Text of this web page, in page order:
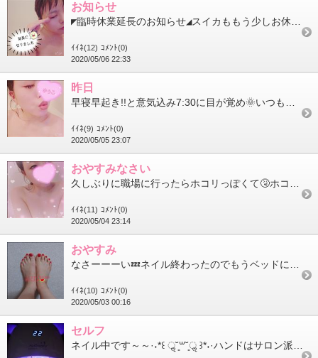
お知らせ
ｲｲﾈ(12) ｺﾒﾝﾄ(0)
2020/05/06 22:33
昨日
ｲｲﾈ(9) ｺﾒﾝﾄ(0)
2020/05/05 23:07
おやすみなさい
ｲｲﾈ(11) ｺﾒﾝﾄ(0)
2020/05/04 23:14
おやすみ
ｲｲﾈ(10) ｺﾒﾝﾄ(0)
2020/05/03 00:16
セルフ